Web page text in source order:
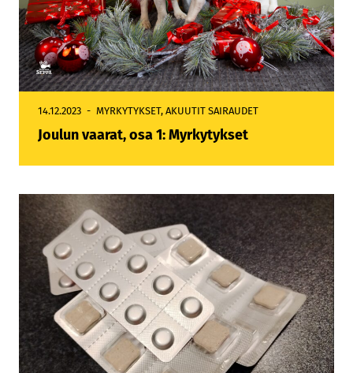
14.12.2023 MYRKYTYKSET, AKUUTIT SAIRAUDET
Joulun vaarat, osa 1: Myrkytykset